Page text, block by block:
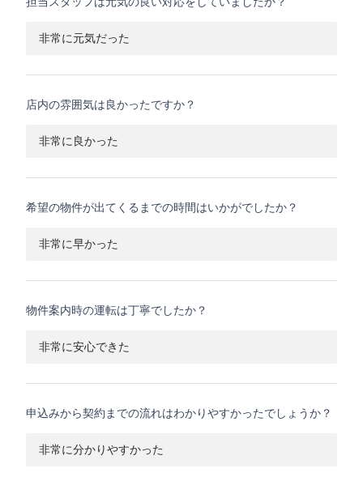
非常に元気だった
店内の雰囲気は良かったですか？
非常に良かった
希望の物件が出てくるまでの時間はいかがでしたか？
非常に早かった
物件案内時の運転は丁寧でしたか？
非常に安心できた
申込みから契約までの流れはわかりやすかったでしょうか？
非常に分かりやすかった